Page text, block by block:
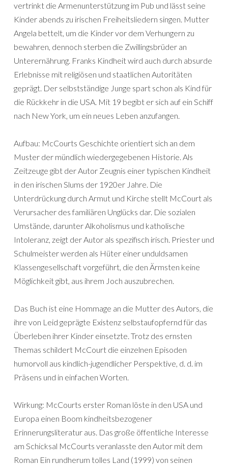
vertrinkt die Armenunterstützung im Pub und lässt seine
Kinder abends zu irischen Freiheitsliedern singen. Mutter
Angela bettelt, um die Kinder vor dem Verhungern zu
bewahren, dennoch sterben die Zwillingsbrüder an
Unterernährung. Franks Kindheit wird auch durch absurde
Erlebnisse mit religiösen und staatlichen Autoritäten
geprägt. Der selbstständige Junge spart schon als Kind für
die Rückkehr in die USA. Mit 19 begibt er sich auf ein Schiff
nach New York, um ein neues Leben anzufangen.
Aufbau: McCourts Geschichte orientiert sich an dem
Muster der mündlich wiedergegebenen Historie. Als
Zeitzeuge gibt der Autor Zeugnis einer typischen Kindheit
in den irischen Slums der 1920er Jahre. Die
Unterdrückung durch Armut und Kirche stellt McCourt als
Verursacher des familiären Unglücks dar. Die sozialen
Umstände, darunter Alkoholismus und katholische
Intoleranz, zeigt der Autor als spezifisch irisch. Priester und
Schulmeister werden als Hüter einer unduldsamen
Klassengesellschaft vorgeführt, die den Ärmsten keine
Möglichkeit gibt, aus ihrem Joch auszubrechen.
Das Buch ist eine Hommage an die Mutter des Autors, die
ihre von Leid geprägte Existenz selbstaufopfernd für das
Überleben ihrer Kinder einsetzte. Trotz des ernsten
Themas schildert McCourt die einzelnen Episoden
humorvoll aus kindlich-jugendlicher Perspektive, d. d. im
Präsens und in einfachen Worten.
Wirkung: McCourts erster Roman löste in den USA und
Europa einen Boom kindheitsbezogener
Erinnerungsliteratur aus. Das große öffentliche Interesse
am Schicksal McCourts veranlasste den Autor mit dem
Roman Ein rundherum tolles Land (1999) von seinen